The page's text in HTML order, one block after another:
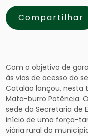
Compartilhar
Com o objetivo de
às vias de acesso do
Catalão lançou, nesta
Mata-burro Potência.
sede da Secretaria de
início de uma força-
viária rural do